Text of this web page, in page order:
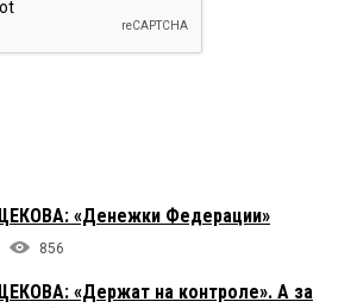
«Денежки Федерации»
856
«Держат на контроле». А за